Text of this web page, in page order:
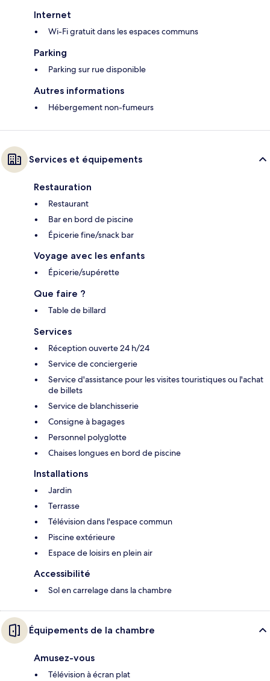
Internet
Wi-Fi gratuit dans les espaces communs
Parking
Parking sur rue disponible
Autres informations
Hébergement non-fumeurs
Services et équipements
Restauration
Restaurant
Bar en bord de piscine
Épicerie fine/snack bar
Voyage avec les enfants
Épicerie/supérette
Que faire ?
Table de billard
Services
Réception ouverte 24 h/24
Service de conciergerie
Service d'assistance pour les visites touristiques ou l'achat
de billets
Service de blanchisserie
Consigne à bagages
Personnel polyglotte
Chaises longues en bord de piscine
Installations
Jardin
Terrasse
Télévision dans l'espace commun
Piscine extérieure
Espace de loisirs en plein air
Accessibilité
Sol en carrelage dans la chambre
Équipements de la chambre
Amusez-vous
Télévision à écran plat